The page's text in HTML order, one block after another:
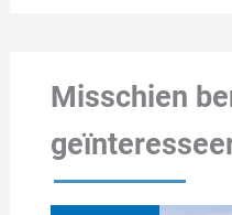
Misschien